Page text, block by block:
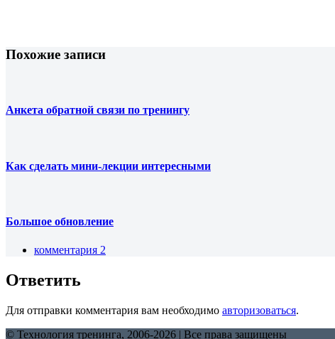
Похожие записи
Анкета обратной связи по тренингу
Как сделать мини-лекции интересными
Большое обновление
комментария 2
Ответить
Для отправки комментария вам необходимо авторизоваться.
© Технология тренинга, 2006-2026 | Все права защищены